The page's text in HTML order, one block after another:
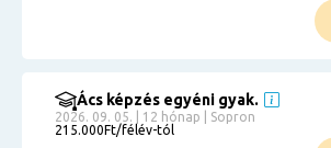
Ács képzés egyéni gyak.
2026. 09. 05. | 12 hónap | Sopron
215.000Ft/félév-tól